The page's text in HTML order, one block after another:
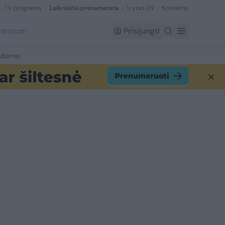
TV programa Laikraščio prenumerata Lrytas EN Kontaktai
Prisijungti